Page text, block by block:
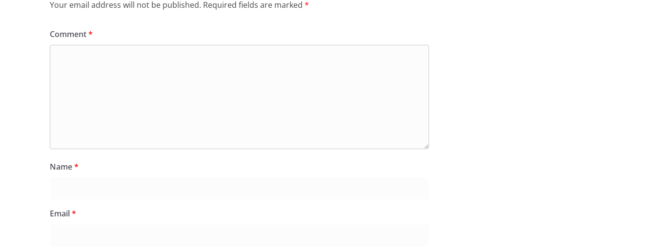
Your email address will not be published. Required fields are marked *
Comment*
Name*
Email*